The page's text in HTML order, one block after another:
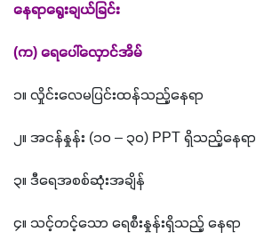
နေရာရွေးချယ်ခြင်း
(က) ရေပေါ်လှောင်အိမ်
၁။ လှိုင်းလေမပြင်းထန်သည့်နေရာ
၂။ အငန်နှုန်း (၁၀ – ၃၀) PPT ရှိသည့်နေရာ
၃။ ဒီရေအစစ်ဆုံးအချိန်
၄။ သင့်တင့်သော ရေစီးနှုန်းရှိသည့် နေရာ